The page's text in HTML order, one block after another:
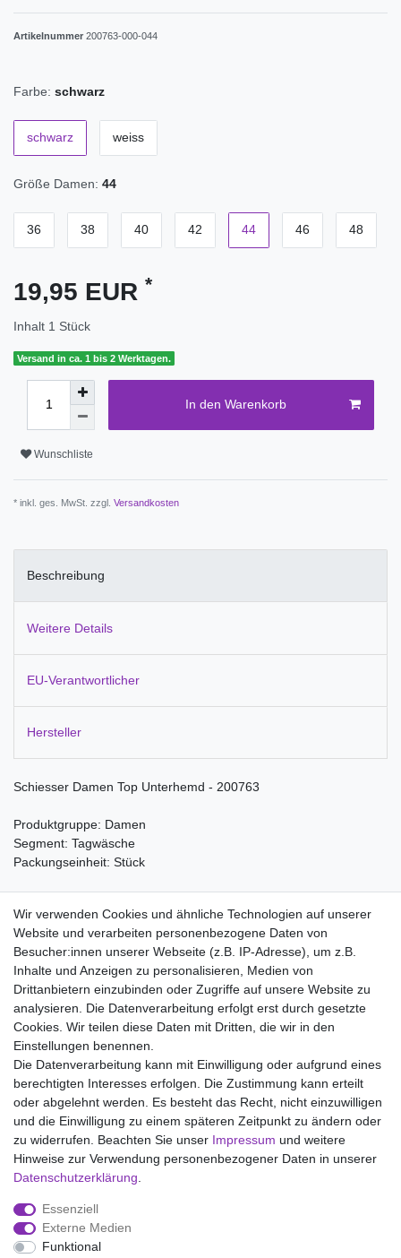
Artikelnummer 200763-000-044
Farbe: schwarz
schwarz weiss
Größe Damen: 44
36 38 40 42 44 46 48
19,95 EUR *
Inhalt 1 Stück
Versand in ca. 1 bis 2 Werktagen.
In den Warenkorb
Wunschliste
* inkl. ges. MwSt. zzgl. Versandkosten
Beschreibung
Weitere Details
EU-Verantwortlicher
Hersteller
Schiesser Damen Top Unterhemd - 200763
Produktgruppe: Damen
Segment: Tagwäsche
Packungseinheit: Stück
100% Baumwolle
Wir liefern mit DHL (auch Samstags)
Kostenloser Versand
14 Tage Rückgaberecht
Impressum Daten­schutz­erklärung AGB
Widerrufs­recht
Wir verwenden Cookies und ähnliche Technologien auf unserer
Website und verarbeiten personenbezogene Daten von
Besucher:innen unserer Webseite (z.B. IP-Adresse), um z.B.
Inhalte und Anzeigen zu personalisieren, Medien von
Drittanbietern einzubinden oder Zugriffe auf unsere Website zu
analysieren. Die Datenverarbeitung erfolgt erst durch gesetzte
Cookies. Wir teilen diese Daten mit Dritten, die wir in den
Einstellungen benennen.
Die Datenverarbeitung kann mit Einwilligung oder aufgrund eines
berechtigten Interesses erfolgen. Die Zustimmung kann erteilt
oder abgelehnt werden. Es besteht das Recht, nicht einzuwilligen
und die Einwilligung zu einem späteren Zeitpunkt zu ändern oder
zu widerrufen. Beachten Sie unser Impressum und weitere
Hinweise zur Verwendung personenbezogener Daten in unserer
Daten­schutz­erklärung
Essenziell
Externe Medien
Funktional